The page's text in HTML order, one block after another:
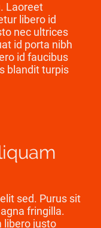
Laoreet
libero id
nec ultrices
id porta nibh
id faucibus
blandit turpis
sed. Purus sit
fringilla.
libero justo